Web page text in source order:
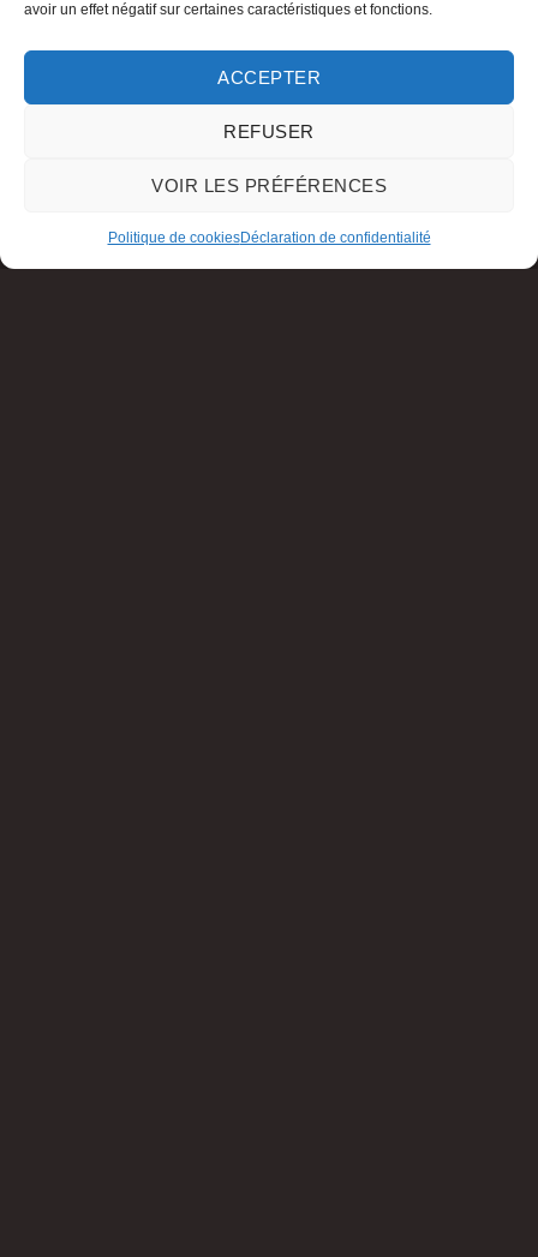
avoir un effet négatif sur certaines caractéristiques et fonctions.
ACCEPTER
REFUSER
VOIR LES PRÉFÉRENCES
Politique de cookiesDéclaration de confidentialité